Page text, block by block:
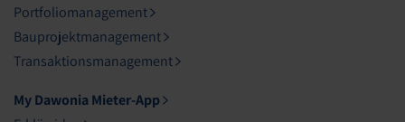
Portfoliomanagement
Bauprojektmanagement
Transaktionsmanagement
My Dawonia Mieter-App